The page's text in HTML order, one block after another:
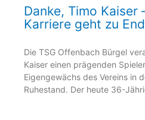
Danke, Timo Kaiser
Karriere geht zu
Die TSG Offenbach Bürgel
Kaiser einen prägenden
Eigengewächs des Vereins in
Ruhestand. Der heute 36-